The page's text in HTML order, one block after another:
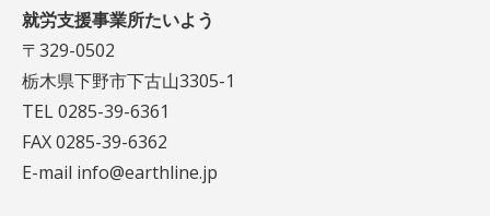
就労支援事業所たいよう
〒329-0502
栃木県下野市下古山3305-1
TEL 0285-39-6361
FAX 0285-39-6362
E-mail info@earthline.jp